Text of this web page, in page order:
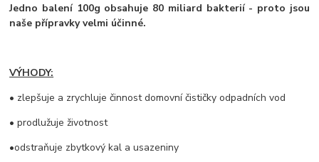
Jedno balení 100g obsahuje 80 miliard bakterií - proto jsou
naše přípravky velmi účinné.
VÝHODY:
• zlepšuje a zrychluje činnost domovní čističky odpadních vod
• prodlužuje životnost
•odstraňuje zbytkový kal a usazeniny